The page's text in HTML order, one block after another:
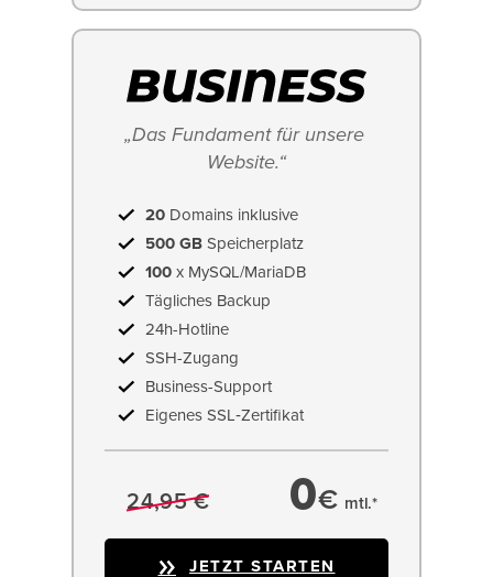
„Das Fundament für unsere
Website.“
20 Domains inklusive
500 GB Speicherplatz
100 x MySQL/MariaDB
Tägliches Backup
24h-Hotline
SSH-Zugang
Business-Support
Eigenes SSL‑Zertifikat
24,95 € 0€ mtl.*
JETZT STARTEN